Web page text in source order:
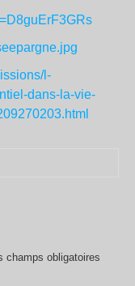
l-
dans-la-vie-
champs obligatoires